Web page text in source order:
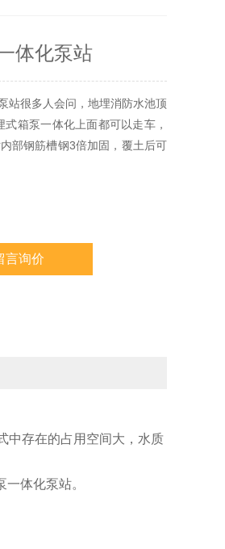
体化泵站
站很多人会问，地埋消防水池顶
箱泵一体化上面都可以走车，
部钢筋槽钢3倍加固，覆土后可
言询价
中存在的占用空间大，水质
体化泵站。